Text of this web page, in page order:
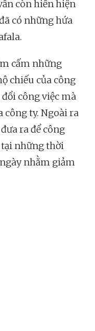
còn hiển hiện
có những hứa
cấm những
chiếu của công
công việc mà
công ty. Ngoài ra
ra để công
những thời
nhằm giảm